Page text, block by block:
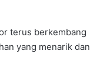
terus berkembang
yang menarik dan